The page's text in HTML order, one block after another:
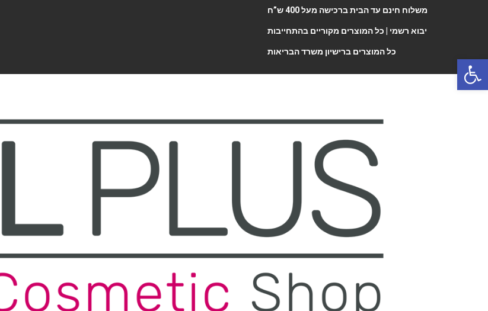
משלוח חינם עד הבית ברכישה מעל 400 ש”ח
יבוא רשמי | כל המוצרים מקוריים בהתחייבות
כל המוצרים ברישיון משרד הבריאות